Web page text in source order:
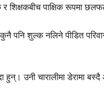
र शिक्षकबीच पाक्षिक रूपमा
कुनै पनि शुल्क नलिने पीडित
हुन्। उनी चारालीमा डेरामा